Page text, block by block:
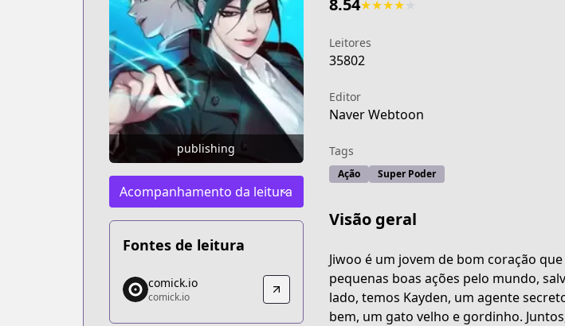
publishing
Acompanhamento da leitura
Fontes de leitura
comick.io
comick.io
https://comick.io/comic/04-eleceed
comick.io
comick.io
8.54★★★★
Leitores
35802
Editor
Naver Webtoon
Tags
Ação Super Poder
Visão geral
Jiwoo é um jovem de bom coração
pequenas boas ações pelo mundo,
lado, temos Kayden, um agente
bem, um gato velho e gordinho.